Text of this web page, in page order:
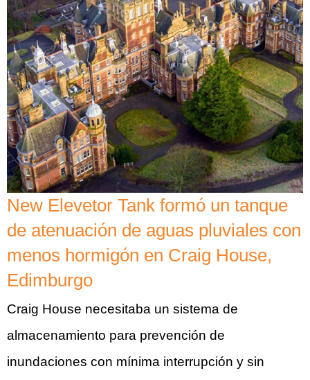
New Elevetor Tank formó un tanque
de atenuación de aguas pluviales con
menos hormigón en Craig House,
Edimburgo
Craig House necesitaba un sistema de
almacenamiento para prevención de
inundaciones con mínima interrupción y sin